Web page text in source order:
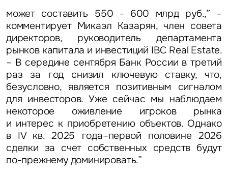
может составить 550 - 600 млрд руб.,” –
комментирует Микаэл Казарян, член совета
директоров, руководитель департамента
рынков капитала и инвестиций IBC Real Estate.
– В середине сентября Банк России в третий
раз за год снизил ключевую ставку, что,
безусловно, является позитивным сигналом
для инвесторов. Уже сейчас мы наблюдаем
некоторое оживление игроков рынка
и интерес к приобретению объектов. Однако
в IV кв. 2025 года–первой половине 2026
сделки за счет собственных средств будут
по-прежнему доминировать.”